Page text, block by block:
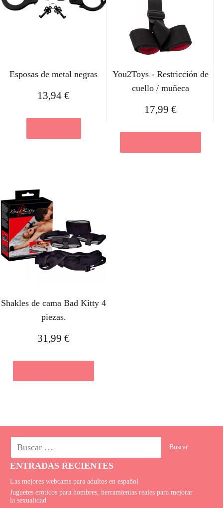
Esposas de metal negras
13,94€
You2Toys - Restricción de
cuello / muñeca
17,99€
Shakles de cama Bad Kitty 4
piezas.
31,99€
ENTRADAS RECIENTES
Las mejores webcams para adultos en español
Juguetes eróticos para hombres, herramientas reales para mejorar
la sexualidad